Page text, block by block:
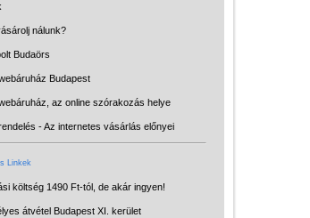
nálunk?
Budaörs
Budapest
az online szórakozás helye
- Az internetes vásárlás előnyei
Linkek
költség 1490 Ft-tól, de akár ingyen!
átvétel Budapest XI. kerület
Játék rendelés - Az internetes
vásárlás előnyei